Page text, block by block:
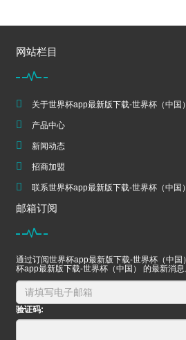
网站栏目
关于世界杯app最新版下载-世界杯（中国）
产品中心
新闻动态
招商加盟
联系世界杯app最新版下载-世界杯（中国）
邮箱订阅
通过订阅世界杯app最新版下载-世界杯（中
杯app最新版下载-世界杯（中国） 的最新消息
验证码: